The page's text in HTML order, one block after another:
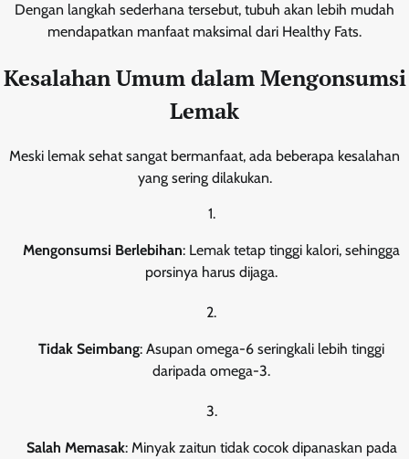
Dengan langkah sederhana tersebut, tubuh akan lebih mudah
mendapatkan manfaat maksimal dari Healthy Fats.
Kesalahan Umum dalam Mengonsumsi
Lemak
Meski lemak sehat sangat bermanfaat, ada beberapa kesalahan
yang sering dilakukan.
Mengonsumsi Berlebihan: Lemak tetap tinggi kalori, sehingga
porsinya harus dijaga.
Tidak Seimbang: Asupan omega-6 seringkali lebih tinggi
daripada omega-3.
Salah Memasak: Minyak zaitun tidak cocok dipanaskan pada